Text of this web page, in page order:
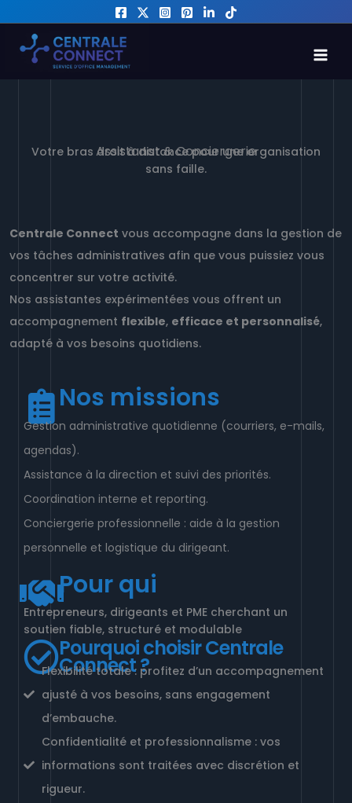
to
content
Assistanat & Conciergerie
Votre bras droit à distance pour une organisation
sans faille.
Centrale Connect vous accompagne dans la gestion de
vos tâches administratives afin que vous puissiez vous
concentrer sur votre activité.
Nos assistantes expérimentées vous offrent un
accompagnement flexible, efficace et personnalisé,
adapté à vos besoins quotidiens.
Nos missions
Gestion administrative quotidienne (courriers, e-mails,
agendas).
Assistance à la direction et suivi des priorités.
Coordination interne et reporting.
Conciergerie professionnelle : aide à la gestion
personnelle et logistique du dirigeant.
Pour qui
Entrepreneurs, dirigeants et PME cherchant un
soutien fiable, structuré et modulable
Pourquoi choisir Centrale
Connect ?
Flexibilité totale : profitez d’un accompagnement
ajusté à vos besoins, sans engagement
d’embauche.
Confidentialité et professionnalisme : vos
informations sont traitées avec discrétion et
rigueur.